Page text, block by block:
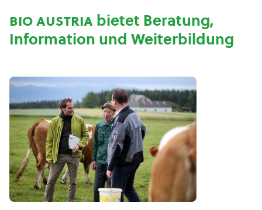
bio austriabietet Beratung,
Information und Weiterbildung